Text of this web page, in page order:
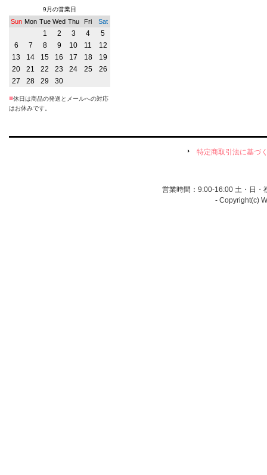
9月の営業日
Sun Mon Tue Wed Thu Fri Sat
1 2 3 4
5
6
7 8 9 10 11
12
13
14 15 16 17 18
19
20
21 22 23 24 25
26
27
28 29 30
■休日は商品の発送とメールへの対応
はお休みです。
特定商取引法に基づ
営業時間：9:00-16:00 土・日・
- Copyright(c)